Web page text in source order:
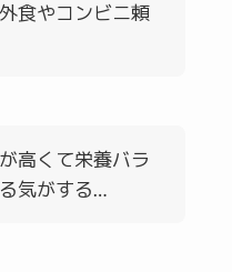
食やコンビニ頼
高くて栄養バラ
気がする…